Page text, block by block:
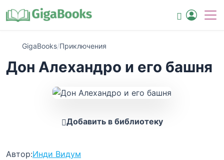
GigaBooks/Приключения
Дон Алехандро и его башня
Добавить в библиотеку
Автор:Инди Видум